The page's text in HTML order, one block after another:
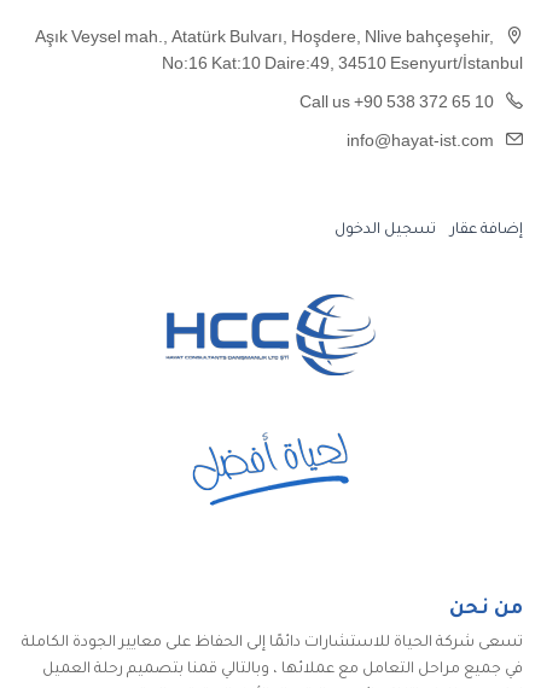
Aşık Veysel mah., Atatürk Bulvarı, Hoşdere, Nlive bahçeşehir,
No:16 Kat:10 Daire:49, 34510 Esenyurt/İstanbul
Call us +90 538 372 65 10
info@hayat-ist.com
إضافة عقار تسجيل الدخول
من نحن
تسعى شركة الحياة للاستشارات دائمًا إلى الحفاظ على معايير الجودة الكاملة
في جميع مراحل التعامل مع عملائها ، وبالتالي قمنا بتصميم رحلة العميل